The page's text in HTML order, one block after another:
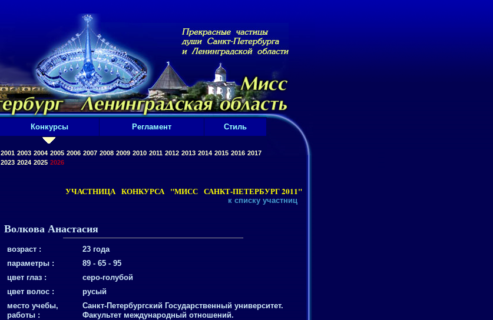
Конкурсы Регламент Стиль
2001 2003 2004 2005 2006 2007 2008 2009 2010 2011 2012 2013 2014 2015 2016 2017
2023 2024 2025 2026
УЧАСТНИЦА КОНКУРСА "МИСС САНКТ-ПЕТЕРБУРГ 2011"
к списку участниц
Волкова Анастасия
возраст :
23 года
параметры :
89 - 65 - 95
цвет глаз :
серо-голубой
цвет волос :
русый
место учебы,
работы :
Санкт-Петербургский Государственный университет.
Факультет международный отношений.